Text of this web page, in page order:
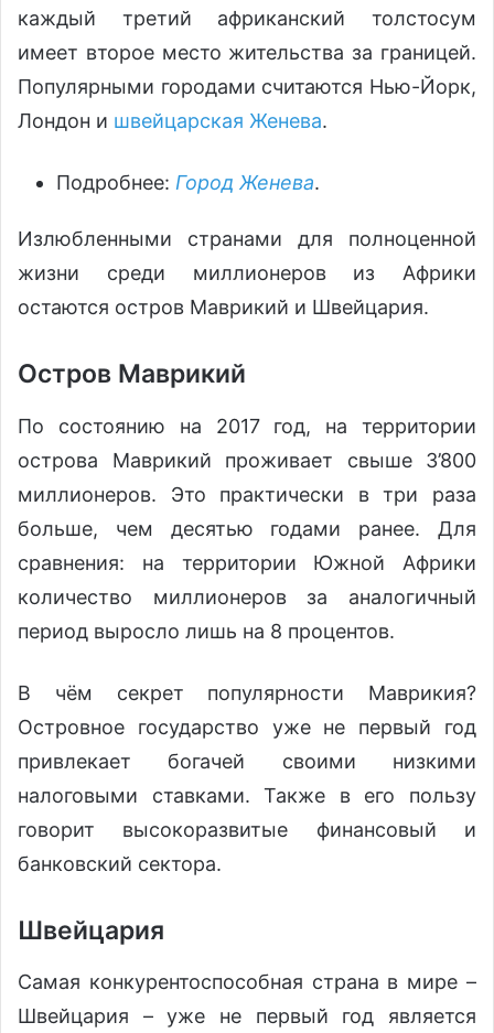
каждый третий африканский толстосум
имеет второе место жительства за границей.
Популярными городами считаются Нью-Йорк,
Лондон и швейцарская Женева.
Подробнее: Город Женева.
Излюбленными странами для полноценной
жизни среди миллионеров из Африки
остаются остров Маврикий и Швейцария.
Остров Маврикий
По состоянию на 2017 год, на территории
острова Маврикий проживает свыше 3’800
миллионеров. Это практически в три раза
больше, чем десятью годами ранее. Для
сравнения: на территории Южной Африки
количество миллионеров за аналогичный
период выросло лишь на 8 процентов.
В чём секрет популярности Маврикия?
Островное государство уже не первый год
привлекает богачей своими низкими
налоговыми ставками. Также в его пользу
говорит высокоразвитые финансовый и
банковский сектора.
Швейцария
Самая конкурентоспособная страна в мире –
Швейцария – уже не первый год является